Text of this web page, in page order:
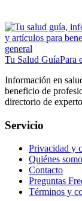
Tu Salud GuíaPara
Información en
beneficio de
directorio de
Servicio
Privacidad y
Quiénes
Contacto
Preguntas
Términos y